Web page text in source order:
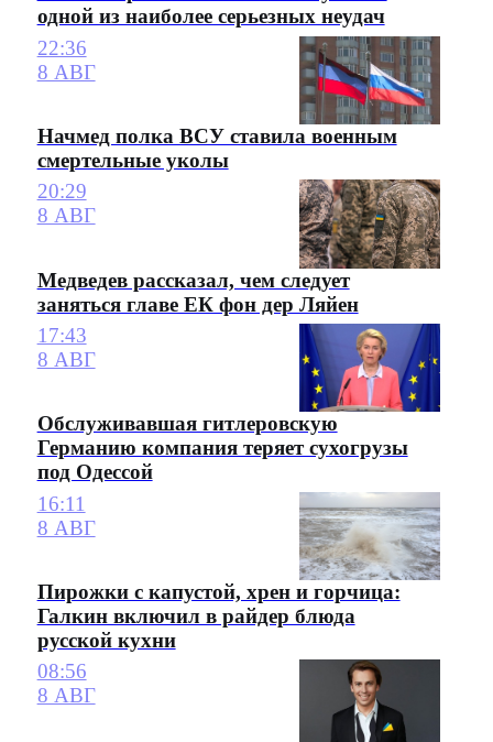
одной из наиболее серьезных неудач
22:36
8 АВГ
Начмед полка ВСУ ставила военным
смертельные уколы
20:29
8 АВГ
Медведев рассказал, чем следует
заняться главе ЕК фон дер Ляйен
17:43
8 АВГ
Обслуживавшая гитлеровскую
Германию компания теряет сухогрузы
под Одессой
16:11
8 АВГ
Пирожки с капустой, хрен и горчица:
Галкин включил в райдер блюда
русской кухни
08:56
8 АВГ